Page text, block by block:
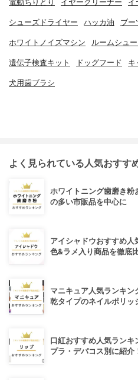
電動ちりとり イヤークリーナー イ
シューズドライヤー ハッカ油 ブー
ホワイトノイズマシン ルームシュ
遺伝子検査キット ドッグフード キ
犬用歯ブラシ
よく見られている人気おすす
ホワイトニング歯磨き粉
の多い市販品を中心に
アイシャドウおすすめ
色&ラメ入り商品を徹底
マニキュア人気ランキ
乾タイプのネイルポリッ
口紅おすすめ人気ラン
プラ・デパコス別に紹介